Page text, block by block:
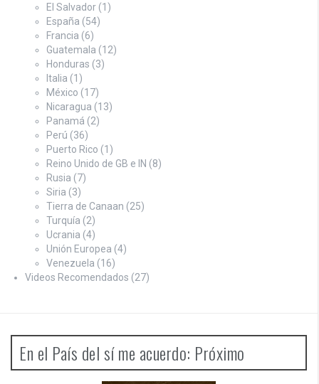
El Salvador (1)
España (54)
Francia (6)
Guatemala (12)
Honduras (3)
Italia (1)
México (17)
Nicaragua (13)
Panamá (2)
Perú (36)
Puerto Rico (1)
Reino Unido de GB e IN (8)
Rusia (7)
Siria (3)
Tierra de Canaan (25)
Turquía (2)
Ucrania (4)
Unión Europea (4)
Venezuela (16)
Videos Recomendados (27)
En el País del sí me acuerdo: Próximo